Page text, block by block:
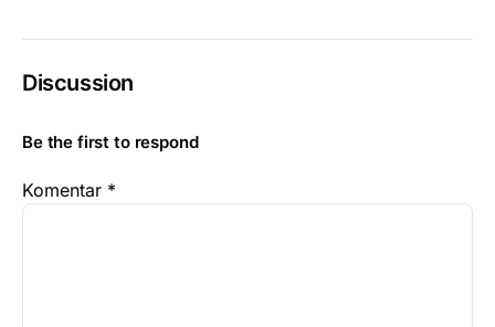
Discussion
Be the first to respond
Komentar *